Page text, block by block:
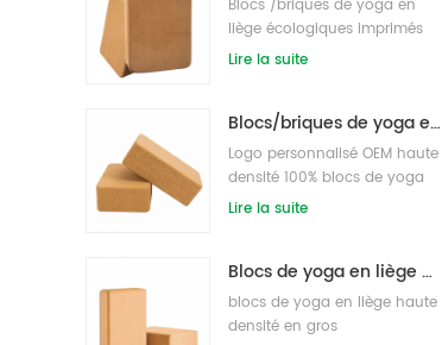
Blocs /briques de yoga en
liège écologiques imprimés
sur mesure sous étiquette
Lire la suite
Blocs/briques de yoga en liège naturel imprimés sous étiquette privée d'approvisionnement d'usine
Logo personnalisé OEM haute
densité 100% blocs de yoga
en liège pour l'exercice
Lire la suite
Blocs de yoga en liège naturel 4 x 6 x 9 pouces briques naturelles antidérapantes en gros
blocs de yoga en liège haute
densité en gros